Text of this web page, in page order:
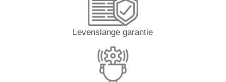
Levenslange garantie